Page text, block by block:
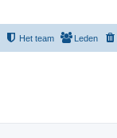
Leden
Het team